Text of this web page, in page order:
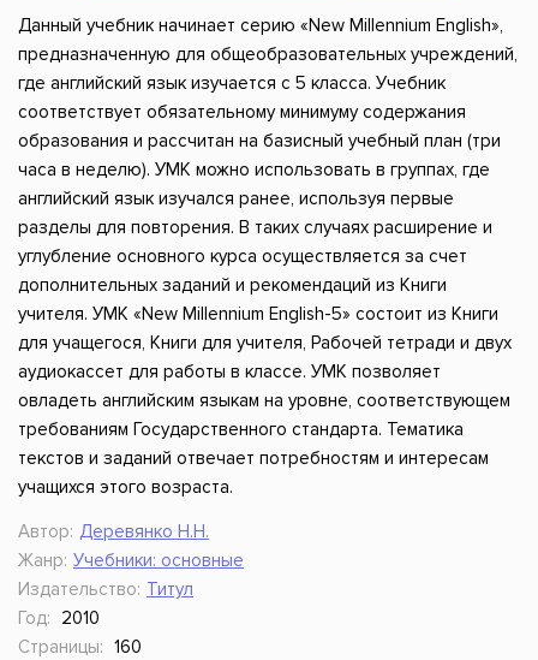
Данный учебник начинает серию «New Millennium English»,
предназначенную для общеобразовательных учреждений,
где английский язык изучается с 5 класса. Учебник
соответствует обязательному минимуму содержания
образования и рассчитан на базисный учебный план (три
часа в неделю). УМК можно использовать в группах, где
английский язык изучался ранее, используя первые
разделы для повторения. В таких случаях расширение и
углубление основного курса осуществляется за счет
дополнительных заданий и рекомендаций из Книги
учителя. УМК «New Millennium English-5» состоит из Книги
для учащегося, Книги для учителя, Рабочей тетради и двух
аудиокассет для работы в классе. УМК позволяет
овладеть английским языкам на уровне, соответствующем
требованиям Государственного стандарта. Тематика
текстов и заданий отвечает потребностям и интересам
учащихся этого возраста.
Автор: Деревянко Н.Н.
Жанр: Учебники: основные
Издательство: Титул
Год:
2010
Страницы: 160